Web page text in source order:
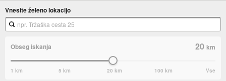
Vnesite želeno lokacijo
Obseg iskanja 20km
1 km 5 km 20 km 100 km Vse